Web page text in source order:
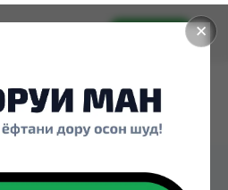
✕
Установить